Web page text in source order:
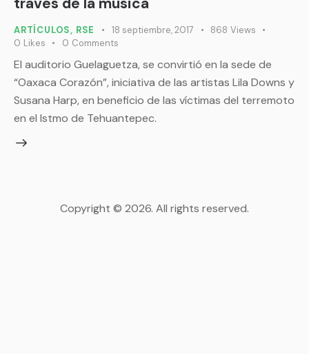
ARTÍCULOS, RSE 18 septiembre, 2017 868 Views
0 Likes 0 Comments
El auditorio Guelaguetza, se convirtió en la sede de
“Oaxaca Corazón”, iniciativa de las artistas Lila Downs y
Susana Harp, en beneficio de las víctimas del terremoto
en el Istmo de Tehuantepec.
Copyright © 2026. All rights reserved.